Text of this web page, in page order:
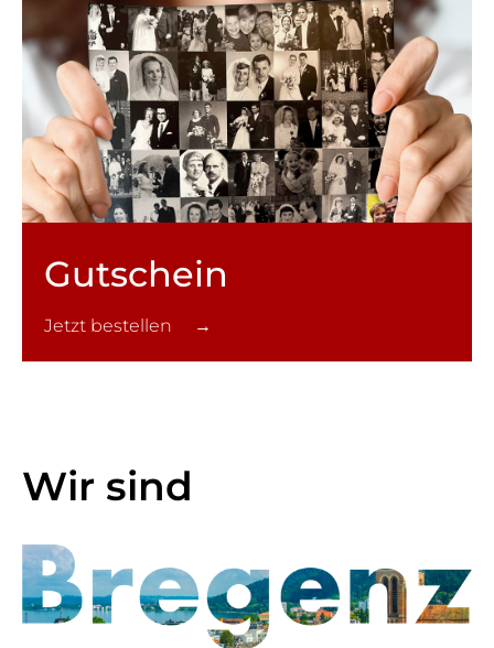
Gutschein
Jetzt bestellen →
Wir sind